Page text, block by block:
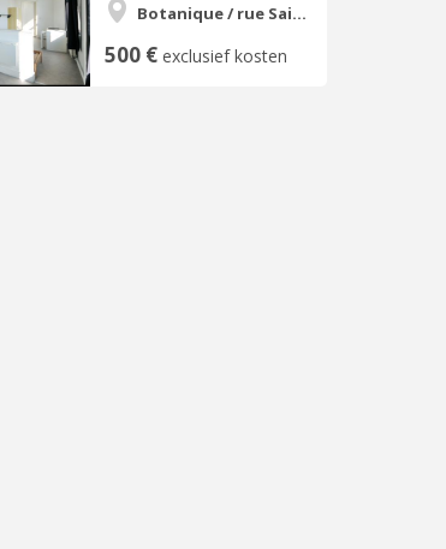
Botanique / rue Saint-Gilles / Jonfosse
500 € exclusief kosten